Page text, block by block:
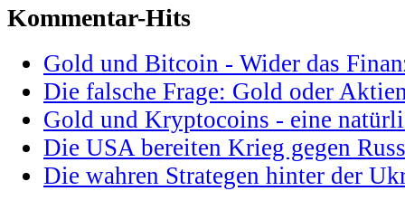
Kommentar-Hits
Gold und Bitcoin - Wider das
Die falsche Frage: Gold oder
Gold und Kryptocoins - eine
Die USA bereiten Krieg gegen
Die wahren Strategen hinter der